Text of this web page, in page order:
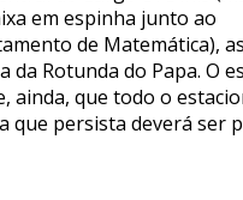
em espinha junto ao
de Matemática),
da Rotunda do Papa. O
ainda, que todo o
que persista deverá ser